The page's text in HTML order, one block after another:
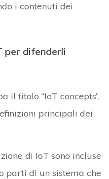
i contenuti dei
per difenderli
il titolo “IoT concepts”,
principali dei
di IoT sono incluse
parti di un sistema che